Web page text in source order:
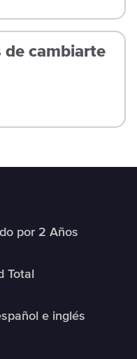
de cambiarte
por 2 Años
Total
e inglés